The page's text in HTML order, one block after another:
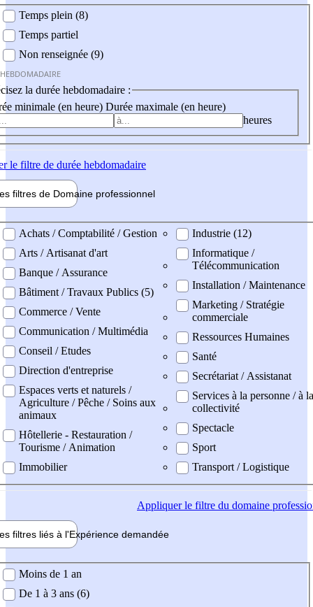
Temps plein (8)
Temps partiel
Non renseignée (9)
la durée hebdomadaire :
minimale (en heure) Durée maximale (en heure)
heures
le filtre de durée hebdomadaire
filtres de Domaine professionnel
professionel
Achats / Comptabilité / Gestion
Arts / Artisanat d'art
Banque / Assurance
Bâtiment / Travaux Publics (5)
Commerce / Vente
Communication / Multimédia
Conseil / Etudes
Direction d'entreprise
Espaces verts et naturels /
Agriculture / Pêche / Soins aux
animaux
Hôtellerie - Restauration /
Tourisme / Animation
Immobilier
Industrie (12)
Informatique /
Télécommunication
Installation / Maintenance
Marketing / Stratégie
commerciale
Ressources Humaines
Santé
Secrétariat / Assistanat
Services à la personne / à la
collectivité
Spectacle
Sport
Transport / Logistique
Appliquerle filtre du domaine
filtres liés à l'Expérience demandée
demandée
Moins de 1 an
De 1 à 3 ans (6)